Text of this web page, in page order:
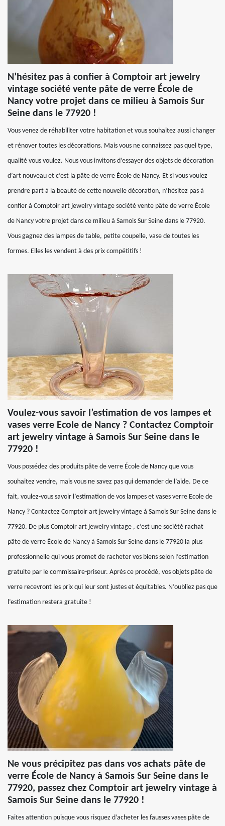
N’hésitez pas à confier à Comptoir art jewelry
vintage société vente pâte de verre École de
Nancy votre projet dans ce milieu à Samois Sur
Seine dans le 77920 !
Vous venez de réhabiliter votre habitation et vous souhaitez aussi changer
et rénover toutes les décorations. Mais vous ne connaissez pas quel type,
qualité vous voulez. Nous vous invitons d’essayer des objets de décoration
d’art nouveau et c’est la pâte de verre École de Nancy. Et si vous voulez
prendre part à la beauté de cette nouvelle décoration, n’hésitez pas à
confier à Comptoir art jewelry vintage société vente pâte de verre École
de Nancy votre projet dans ce milieu à Samois Sur Seine dans le 77920.
Vous gagnez des lampes de table, petite coupelle, vase de toutes les
formes. Elles les vendent à des prix compétitifs !
Voulez-vous savoir l’estimation de vos lampes et
vases verre Ecole de Nancy ? Contactez Comptoir
art jewelry vintage à Samois Sur Seine dans le
77920 !
Vous possédez des produits pâte de verre École de Nancy que vous
souhaitez vendre, mais vous ne savez pas qui demander de l’aide. De ce
fait, voulez-vous savoir l’estimation de vos lampes et vases verre Ecole de
Nancy ? Contactez Comptoir art jewelry vintage à Samois Sur Seine dans le
77920. De plus Comptoir art jewelry vintage , c’est une société rachat
pâte de verre École de Nancy à Samois Sur Seine dans le 77920 la plus
professionnelle qui vous promet de racheter vos biens selon l’estimation
gratuite par le commissaire-priseur. Après ce procédé, vos objets pâte de
verre recevront les prix qui leur sont justes et équitables. N’oubliez pas que
l’estimation restera gratuite !
Ne vous précipitez pas dans vos achats pâte de
verre École de Nancy à Samois Sur Seine dans le
77920, passez chez Comptoir art jewelry vintage à
Samois Sur Seine dans le 77920 !
Faites attention puisque vous risquez d’acheter les fausses vases pâte de